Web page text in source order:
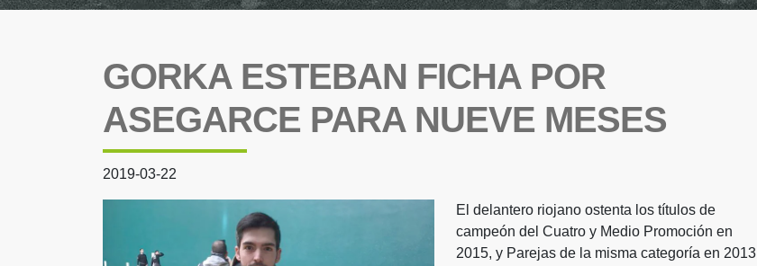
GORKA ESTEBAN FICHA POR
ASEGARCE PARA NUEVE MESES
2019-03-22
El delantero riojano ostenta los títulos de
campeón del Cuatro y Medio Promoción en
2015, y Parejas de la misma categoría en 2013